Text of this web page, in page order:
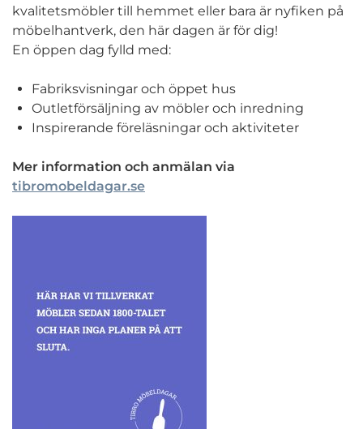
kvalitetsmöbler till hemmet eller bara är nyfiken på
möbelhantverk, den här dagen är för dig!
En öppen dag fylld med:
Fabriksvisningar och öppet hus
Outletförsäljning av möbler och inredning
Inspirerande föreläsningar och aktiviteter
Mer information och anmälan via
tibromobeldagar.se